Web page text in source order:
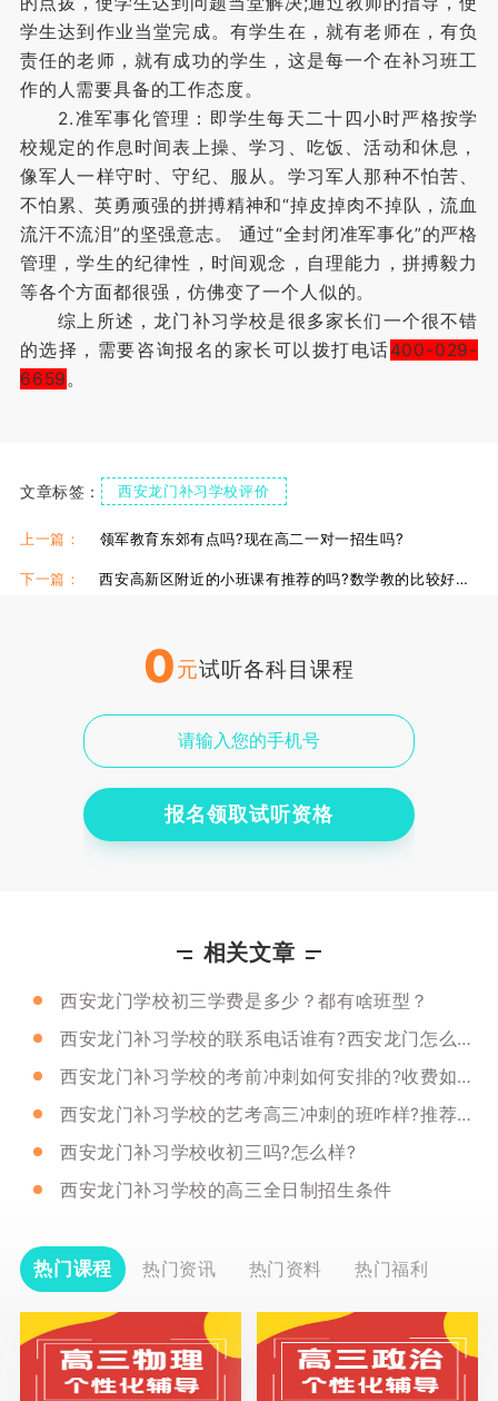
学生达到作业当堂完成。有学生在，就有老师在，有负
责任的老师，就有成功的学生，这是每一个在补习班工
作的人需要具备的工作态度。
2.准军事化管理：即学生每天二十四小时严格按学
校规定的作息时间表上操、学习、吃饭、活动和休息，
像军人一样守时、守纪、服从。学习军人那种不怕苦、
不怕累、英勇顽强的拼搏精神和“掉皮掉肉不掉队，流血
流汗不流泪”的坚强意志。 通过“全封闭准军事化”的严格
管理，学生的纪律性，时间观念，自理能力，拼搏毅力
等各个方面都很强，仿佛变了一个人似的。
综上所述，龙门补习学校是很多家长们一个很不错
的选择，需要咨询报名的家长可以拨打电话400-029-
6659。
文章标签： 西安龙门补习学校评价
西安龙门补习学校师资 西安龙门补习学校咋样
上一篇： 领军教育东郊有点吗?现在高二一对一招生吗?
下一篇： 西安高新区附近的小班课有推荐的吗?数学教的比较好的?
0元试听各科目课程
报名领取试听资格
相关文章
西安龙门学校初三学费是多少？都有啥班型？
西安龙门补习学校的联系电话谁有?西安龙门怎么样?
西安龙门补习学校的考前冲刺如何安排的?收费如何?
西安龙门补习学校的艺考高三冲刺的班咋样?推荐吗?
西安龙门补习学校收初三吗?怎么样?
西安龙门补习学校的高三全日制招生条件
热门课程 热门资讯 热门资料 热门福利